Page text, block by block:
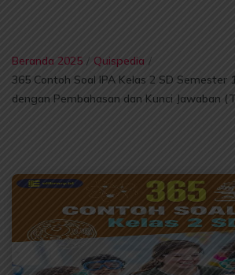
Beranda 2025 / Quispedia /
365 Contoh Soal IPA Kelas 2 SD Semester
dengan Pembahasan dan Kunci Jawaban